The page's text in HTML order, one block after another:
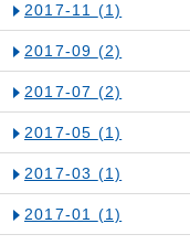
2017-11 (1)
2017-09 (2)
2017-07 (2)
2017-05 (1)
2017-03 (1)
2017-01 (1)